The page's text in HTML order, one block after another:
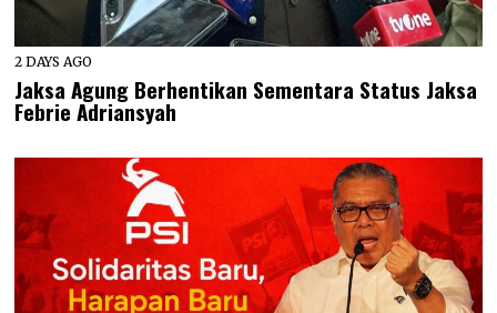
2 DAYS AGO
Jaksa Agung Berhentikan Sementara Status Jaksa
Febrie Adriansyah